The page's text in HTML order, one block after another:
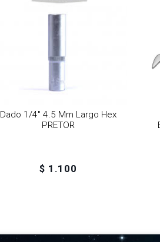
Dado 1/4" 4.5 Mm Largo Hex
PRETOR
$ 1.100